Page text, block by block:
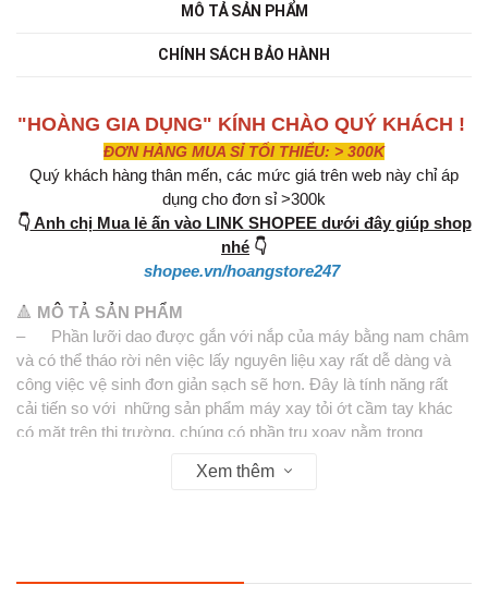
MÔ TẢ SẢN PHẨM
CHÍNH SÁCH BẢO HÀNH
"HOÀNG GIA DỤNG" KÍNH CHÀO QUÝ KHÁCH !
ĐƠN HÀNG MUA SỈ TỐI THIỂU: > 300K
Quý khách hàng thân mến, các mức giá trên web này chỉ áp
dụng cho đơn sỉ >300k
👇Anh chị Mua lẻ ấn vào LINK SHOPEE dưới đây giúp shop
nhé 👇
shopee.vn/hoangstore247
🔺 MÔ TẢ SẢN PHẨM
– Phần lưỡi dao được gắn với nắp của máy bằng nam châm
và có thể tháo rời nên việc lấy nguyên liệu xay rất dễ dàng và
công việc vệ sinh đơn giản sạch sẽ hơn. Đây là tính năng rất
cải tiến so với những sản phẩm máy xay tỏi ớt cầm tay khác
có mặt trên thị trường, chúng có phần trụ xoay nằm trong
để lấy phần nguyên liệu ra ngoài.
Xem thêm